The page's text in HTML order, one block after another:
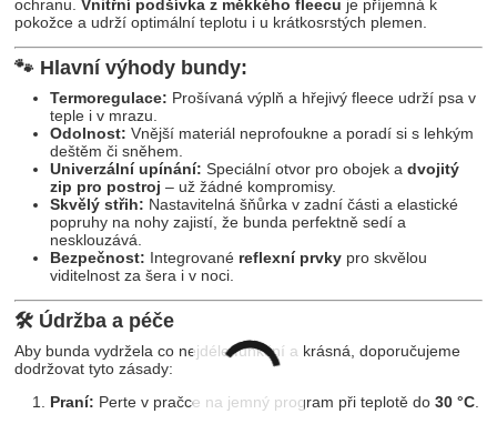
ochranu.Vnitřní podšívka z měkkého fleecu je příjemná k
pokožce a udrží optimální teplotu i u krátkosrstých plemen.
🐾 Hlavní výhody bundy:
Termoregulace: Prošívaná výplň a hřejivý fleece udrží psa v
teple i v mrazu.
Odolnost: Vnější materiál neprofoukne a poradí si s lehkým
deštěm či sněhem.
Univerzální upínání: Speciální otvor pro obojek advojitý
zip pro postroj – už žádné kompromisy.
Skvělý střih: Nastavitelná šňůrka v zadní části a elastické
popruhy na nohy zajistí, že bunda perfektně sedí a
nesklouzává.
Bezpečnost: Integrované reflexní prvky pro skvělou
viditelnost za šera i v noci.
🛠 Údržba a péče
Aby bunda vydržela co nejdéle funkční a krásná, doporučujeme
dodržovat tyto zásady:
Praní: Perte v pračce na jemný program při teplotě do30 °C